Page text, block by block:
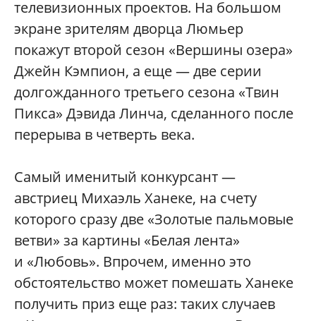
телевизионных проектов. На большом
экране зрителям дворца Люмьер
покажут второй сезон «Вершины озера»
Джейн Кэмпион, а еще — две серии
долгожданного третьего сезона «Твин
Пикса» Дэвида Линча, сделанного после
перерыва в четверть века.
Самый именитый конкурсант —
австриец Михаэль Ханеке, на счету
которого сразу две «Золотые пальмовые
ветви» за картины «Белая лента»
и «Любовь». Впрочем, именно это
обстоятельство может помешать Ханеке
получить приз еще раз: таких случаев